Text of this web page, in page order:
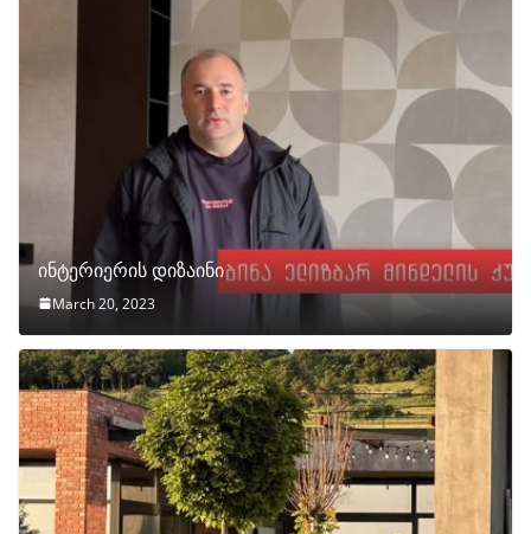
ინტერიერის დიზაინი
March 20, 2023